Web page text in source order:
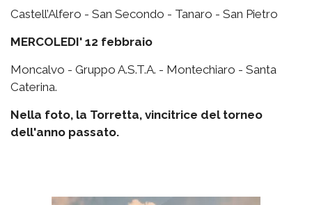
Castell’Alfero - San Secondo - Tanaro - San Pietro
MERCOLEDI' 12 febbraio
Moncalvo - Gruppo A.S.T.A. - Montechiaro - Santa
Caterina.
Nella foto, la Torretta, vincitrice del torneo
dell'anno passato.